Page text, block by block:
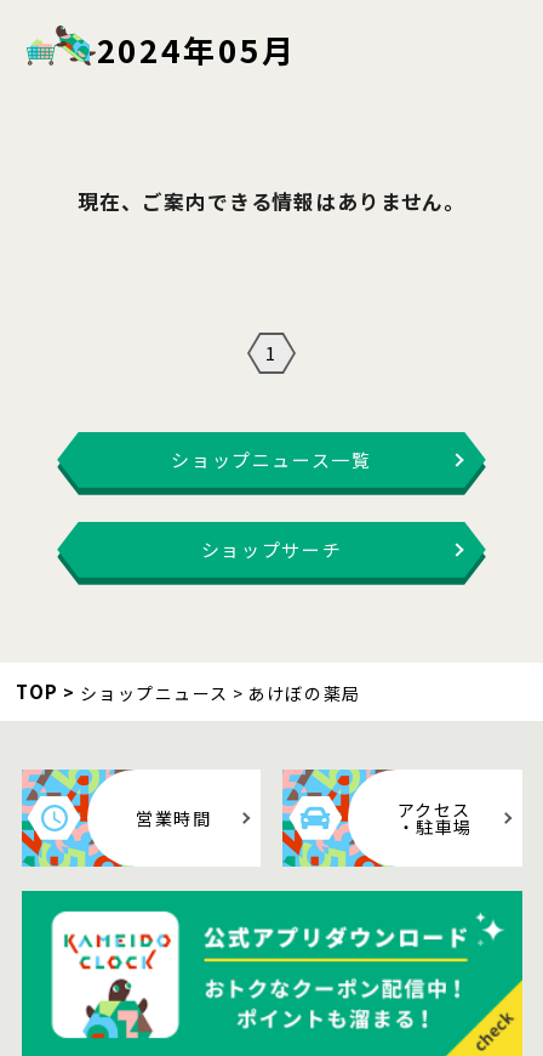
2024年05月
現在、ご案内できる情報はありません。
1
ショップニュース一覧
ショップサーチ
TOP ショップニュース あけぼの薬局
営業時間 アクセス
・駐車場